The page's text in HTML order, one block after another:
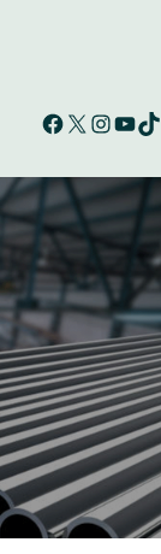
Facebook X InstagramYouTube TikTok